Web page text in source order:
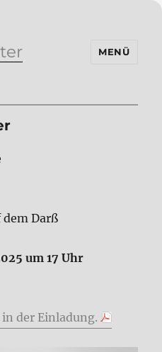
MENÜ
dem Darß
um 17 Uhr
der Einladung.